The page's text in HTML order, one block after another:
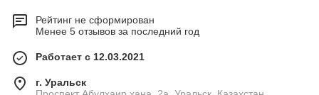
Рейтинг не сформирован
Менее 5 отзывов за последний год
Работает с 12.03.2021
г. Уральск